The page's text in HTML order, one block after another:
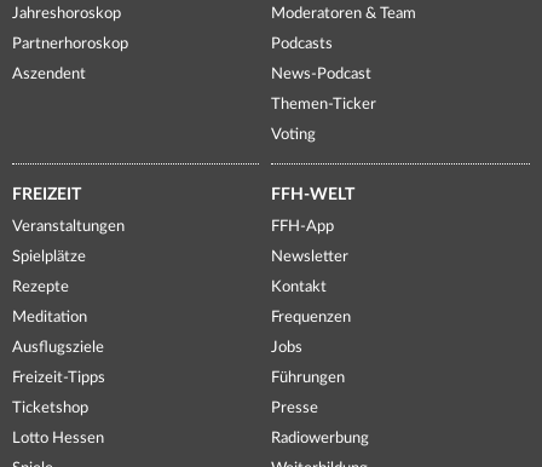
Jahreshoroskop
Partnerhoroskop
Aszendent
Moderatoren & Team
Podcasts
News-Podcast
Themen-Ticker
Voting
FREIZEIT
Veranstaltungen
Spielplätze
Rezepte
Meditation
Ausflugsziele
Freizeit-Tipps
Ticketshop
Lotto Hessen
FFH-WELT
FFH-App
Newsletter
Kontakt
Frequenzen
Jobs
Führungen
Presse
Radiowerbung